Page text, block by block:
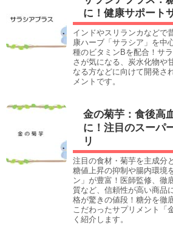
に！健康サポート
インドやスリランカなどで
康ハーブ「サラシア」を中
種のビタミンBを配合！サ
さが気になる、炭水化物や
なる方などに向けて開発さ
メントです。
金の菊芋：食後高
に！注目のスーパ
リ
注目の食材・菊芋を主成分
糖値上昇の抑制や腸内環境
ン」が豊富！医師監修、徹
質など、信頼性が高い商品
格が驚きの値段！糖分を徹
こだわったサプリメント「
く紹介します。